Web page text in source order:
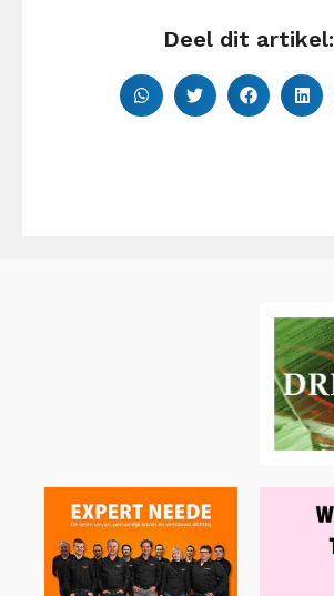
Deel dit artikel: